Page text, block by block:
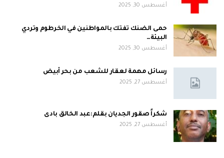
أغسطس 30, 2025
حمى الضنك تفتك بالمواطنين في الخرطوم وتردي
البيئة…
أغسطس 30, 2025
رسائل مهمة لعقار للشعب من بحر أبيض
أغسطس 27, 2025
شكراً صقور الجديان بقلم:عبد الخالق بادى
أغسطس 27, 2025